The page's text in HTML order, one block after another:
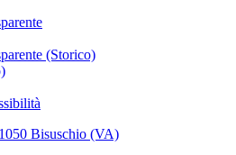
(Storico)
Bisuschio (VA)